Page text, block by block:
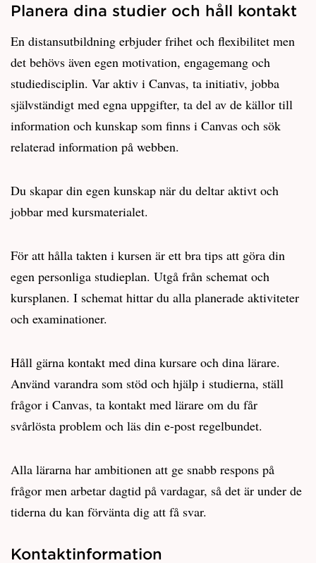
Planera dina studier och håll kontakt
En distansutbildning erbjuder frihet och flexibilitet men
det behövs även egen motivation, engagemang och
studiedisciplin. Var aktiv i Canvas, ta initiativ, jobba
självständigt med egna uppgifter, ta del av de källor till
information och kunskap som finns i Canvas och sök
relaterad information på webben.
Du skapar din egen kunskap när du deltar aktivt och
jobbar med kursmaterialet.
För att hålla takten i kursen är ett bra tips att göra din
egen personliga studieplan. Utgå från schemat och
kursplanen. I schemat hittar du alla planerade aktiviteter
och examinationer.
Håll gärna kontakt med dina kursare och dina lärare.
Använd varandra som stöd och hjälp i studierna, ställ
frågor i Canvas, ta kontakt med lärare om du får
svårlösta problem och läs din e-post regelbundet.
Alla lärarna har ambitionen att ge snabb respons på
frågor men arbetar dagtid på vardagar, så det är under de
tiderna du kan förvänta dig att få svar.
Kontaktinformation